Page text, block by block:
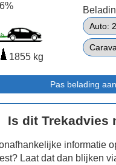
1855 kg
Is dit Trekadvies
informatie
Laat dat dan blijken